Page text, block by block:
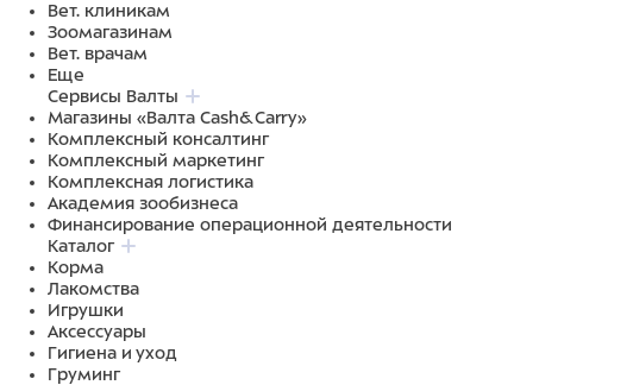
Вет. клиникам
Зоомагазинам
Вет. врачам
Еще
Сервисы Валты
Магазины «Валта Cash&Carry»
Комплексный консалтинг
Комплексный маркетинг
Комплексная логистика
Академия зообизнеса
Финансирование операционной деятельности
Каталог
Корма
Лакомства
Игрушки
Аксессуары
Гигиена и уход
Груминг